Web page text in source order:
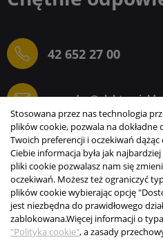
42 652 27 00
ELEKTROGIEŁDA
SP.J.
INFORMACJE
STREFA KLIENTA
Stosowana przez nas technologia
plików cookie, pozwala na
Twoich preferencji i oczekiwań
Ciebie informacja była jak
pliki cookie pozwalasz nam się
oczekiwań. Możesz też ograniczyć
plików cookie wybierając opcję
jest niezbędna do prawidłowego
zablokowana.Więcej informacji o
"Polityka cookie", a zasady